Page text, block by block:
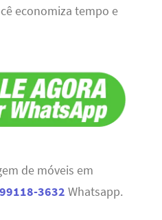
economiza tempo e
de móveis em
3632 Whatsapp.